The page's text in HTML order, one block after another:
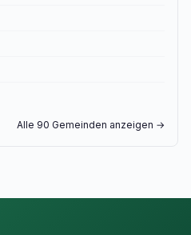
Alle 90 Gemeinden anzeigen →